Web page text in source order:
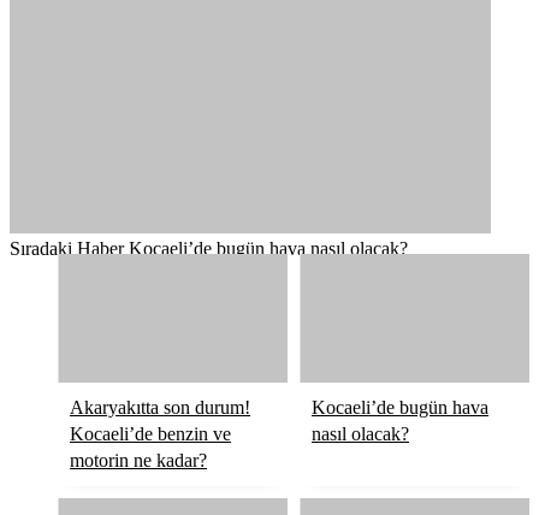
Sıradaki Haber Kocaeli’de bugün hava nasıl olacak?
Akaryakıtta son durum!
Kocaeli’de benzin ve
motorin ne kadar?
Kocaeli’de bugün hava
nasıl olacak?